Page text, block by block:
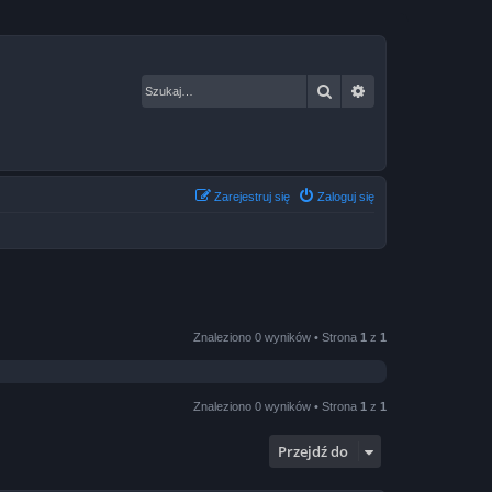
Szukaj
Zaloguj się
Zarejestruj się
Znaleziono 0 wyników • Strona 1 z 1
Znaleziono 0 wyników • Strona 1 z 1
Przejdź do